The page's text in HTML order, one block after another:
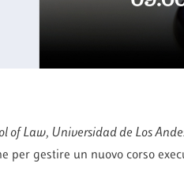
of Law, Universidad de Los
per gestire un nuovo corso